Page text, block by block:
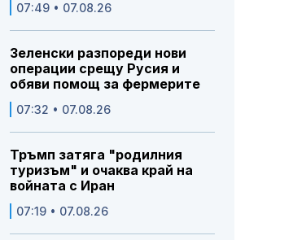
07:49 • 07.08.26
Зеленски разпореди нови
операции срещу Русия и
обяви помощ за фермерите
07:32 • 07.08.26
Тръмп затяга "родилния
туризъм" и очаква край на
войната с Иран
07:19 • 07.08.26